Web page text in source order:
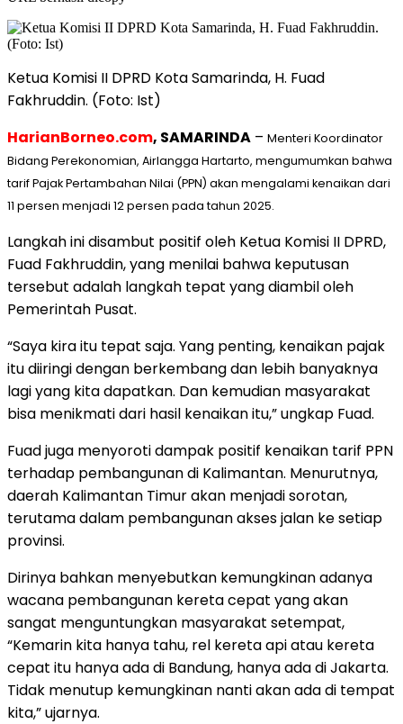
Ketua Komisi II DPRD Kota Samarinda, H. Fuad
Fakhruddin. (Foto: Ist)
HarianBorneo.com, SAMARINDA – Menteri Koordinator
Bidang Perekonomian, Airlangga Hartarto, mengumumkan bahwa
tarif Pajak Pertambahan Nilai (PPN) akan mengalami kenaikan dari
11 persen menjadi 12 persen pada tahun 2025.
Langkah ini disambut positif oleh Ketua Komisi II DPRD,
Fuad Fakhruddin, yang menilai bahwa keputusan
tersebut adalah langkah tepat yang diambil oleh
Pemerintah Pusat.
“Saya kira itu tepat saja. Yang penting, kenaikan pajak
itu diiringi dengan berkembang dan lebih banyaknya
lagi yang kita dapatkan. Dan kemudian masyarakat
bisa menikmati dari hasil kenaikan itu,” ungkap Fuad.
Fuad juga menyoroti dampak positif kenaikan tarif PPN
terhadap pembangunan di Kalimantan. Menurutnya,
daerah Kalimantan Timur akan menjadi sorotan,
terutama dalam pembangunan akses jalan ke setiap
provinsi.
Dirinya bahkan menyebutkan kemungkinan adanya
wacana pembangunan kereta cepat yang akan
sangat menguntungkan masyarakat setempat,
“Kemarin kita hanya tahu, rel kereta api atau kereta
cepat itu hanya ada di Bandung, hanya ada di Jakarta.
Tidak menutup kemungkinan nanti akan ada di tempat
kita,” ujarnya.